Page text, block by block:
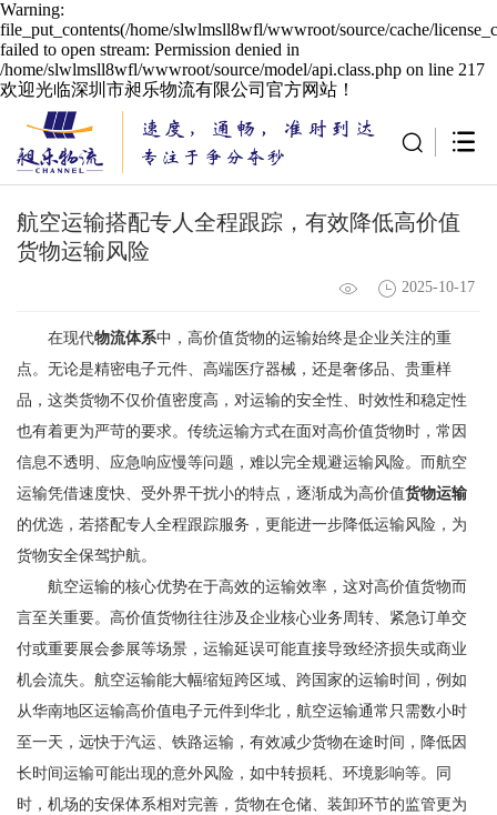
Warning:
file_put_contents(/home/slwlmsll8wfl/wwwroot/source/cache/
failed to open stream: Permission denied in
/home/slwlmsll8wfl/wwwroot/source/model/api.class.php on line 217
欢迎光临深圳市昶乐物流有限公司官方网站！
航空运输搭配专人全程跟踪，有效降低高价值
货物运输风险
2025-10-17
在现代物流体系中，高价值货物的运输始终是企业关注的重
点。无论是精密电子元件、高端医疗器械，还是奢侈品、贵重样
品，这类货物不仅价值密度高，对运输的安全性、时效性和稳定性
也有着更为严苛的要求。传统运输方式在面对高价值货物时，常因
信息不透明、应急响应慢等问题，难以完全规避运输风险。而航空
运输凭借速度快、受外界干扰小的特点，逐渐成为高价值货物运输
的优选，若搭配专人全程跟踪服务，更能进一步降低运输风险，为
货物安全保驾护航。
航空运输的核心优势在于高效的运输效率，这对高价值货物而
言至关重要。高价值货物往往涉及企业核心业务周转、紧急订单交
付或重要展会参展等场景，运输延误可能直接导致经济损失或商业
机会流失。航空运输能大幅缩短跨区域、跨国家的运输时间，例如
从华南地区运输高价值电子元件到华北，航空运输通常只需数小时
至一天，远快于汽运、铁路运输，有效减少货物在途时间，降低因
长时间运输可能出现的意外风险，如中转损耗、环境影响等。同
时，机场的安保体系相对完善，货物在仓储、装卸环节的监管更为